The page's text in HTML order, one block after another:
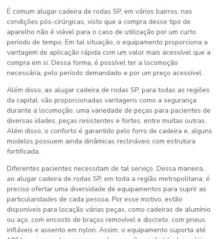
É comum alugar cadeira de rodas SP, em vários bairros, nas
condições pós-cirúrgicas, visto que a compra desse tipo de
aparelho não é viável para o caso de utilização por um curto
período de tempo. Em tal situação, o equipamento proporciona a
vantagem de aplicação rápida com um valor mais acessível que a
compra em si. Dessa forma, é possível ter a locomoção
necessária, pelo período demandado e por um preço acessível.
Além disso, ao alugar cadeira de rodas SP, para todas as regiões
da capital, são proporcionadas vantagens como a segurança
durante a locomoção, uma variedade de peças para pacientes de
diversas idades, peças resistentes e fortes, entre muitas outras.
Além disso, o conforto é garantido pelo forro de cadeira e, alguns
modelos possuem ainda dinâmicas reclináveis com estrutura
fortificada.
Diferentes pacientes necessitam de tal serviço. Dessa maneira,
ao alugar cadeira de rodas SP, em toda a região metropolitana, é
preciso ofertar uma diversidade de equipamentos para suprir as
particularidades de cada pessoa. Por esse motivo, estão
disponíveis para locação várias peças, como cadeiras de alumínio
ou aço, com encosto de braços removível e discreto, com pneus
infláveis e assento em nylon. Assim, o equipamento suporta até